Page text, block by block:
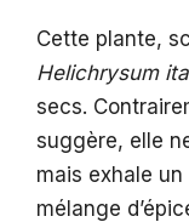
Cette plante,
Helichrysum
secs.
suggère, elle
mais exhale
mélange